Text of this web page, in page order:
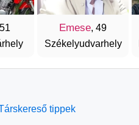
Emese, 49
Székelyudvarhely
tippek